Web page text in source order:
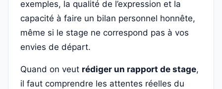
exemples, la qualité de l’expression et la
capacité à faire un bilan personnel honnête,
même si le stage ne correspond pas à vos
envies de départ.
Quand on veut rédiger un rapport de stage,
il faut comprendre les attentes réelles du